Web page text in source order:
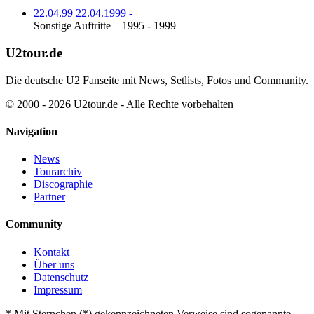
22.04.99 22.04.1999 -
Sonstige Auftritte – 1995 - 1999
U2tour.de
Die deutsche U2 Fanseite mit News, Setlists, Fotos und Community.
© 2000 - 2026 U2tour.de - Alle Rechte vorbehalten
Navigation
News
Tourarchiv
Discographie
Partner
Community
Kontakt
Über uns
Datenschutz
Impressum